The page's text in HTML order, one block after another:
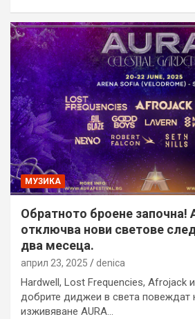
МУЗИКА
Обратното броене започна!
отключва нови светове
два месеца.
април 23, 2025 denica
Hardwell, Lost Frequencies, Afrojack
добрите диджеи в света повеждат
изживяване AURA…